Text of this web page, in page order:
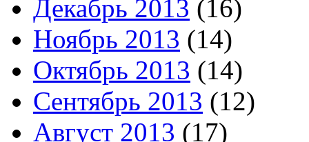
Декабрь 2013 (16)
Ноябрь 2013 (14)
Октябрь 2013 (14)
Сентябрь 2013 (12)
Август 2013 (17)